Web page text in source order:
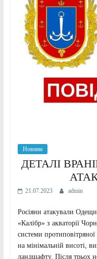
Новини
ДЕТАЛІ
21.07.2023 admin
Росіяни атакували
«Калібр» з акваторії
системи
на мінімальній висоті,
ландшафту. Після трьох